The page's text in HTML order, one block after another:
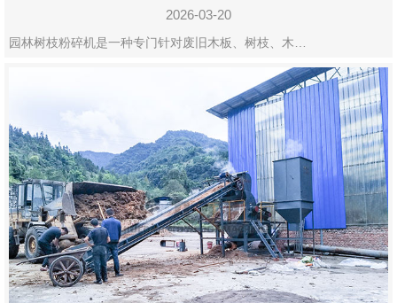
利用
2026-03-20
园林树枝粉碎机是一种专门针对废旧木板、树枝、木…